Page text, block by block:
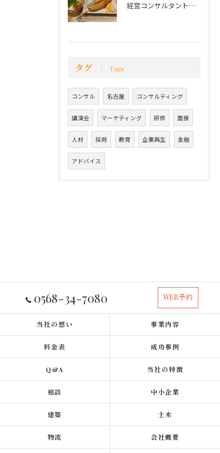
経営コンサルタントのモーちゃん・毛利京申です。
タグ Tags
コンサル 名古屋 コンサルティング
講演会 マーケティング 研修 面接
人材 採用 教育 企業再生 金融
アドバイス
0568-34-7080 WEB予約
当社の想い 事業内容
料金表 成功事例
Q&A 当社の特徴
相談 中小企業
建築 土木
物流 会社概要